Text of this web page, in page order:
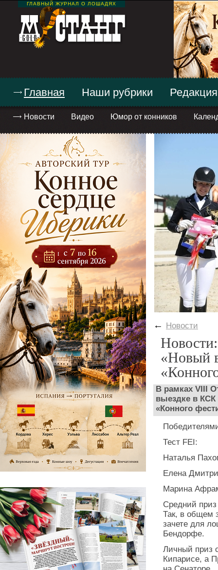
ГЛАВНЫЙ ЖУРНАЛ О ЛОШАДЯХ
Главная
Новости Видео Юмор от конников
Наши рубрики Редакция
← Новости
«Новый
В рамках VIII
выездке в КСК
«Конного
Тест FEI:
Наталья
Елена
Марина
Средний
Так, в общем
зачете для
Бендорфе.
Личный приз
Кипарисе, а